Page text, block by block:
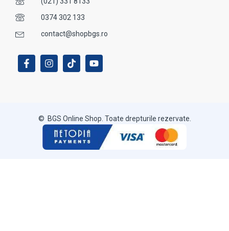
0374 302 133
contact@shopbgs.ro
© BGS Online Shop. Toate drepturile rezervate.